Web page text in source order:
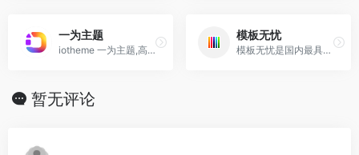
一为主题
iotheme 一为主题,高品质的WordPress主题,有导航主题,wp主题,一为api,热搜榜等主题服务
模板无忧
模板无忧是国内最具人气的网站模板、网页模板下载站，提供网站模板、网页模板、程序模板下载及建站相关素材、教程资源。众多专业模板设计师,新模板每日更新
暂无评论